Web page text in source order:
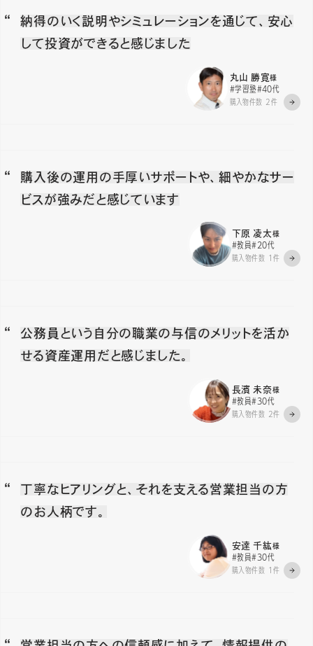
納得のいく説明やシミュレーションを通じて、安心
して投資ができると感じました
丸山 勝寛様
#学習塾#40代
購入物件数 2件
購入後の運用の手厚いサポートや、細やかなサー
ビスが強みだと感じています
下原 凌太様
#教員#20代
購入物件数 1件
公務員という自分の職業の与信のメリットを活か
せる資産運用だと感じました。
長濱 未奈様
#教員#30代
購入物件数 2件
丁寧なヒアリングと、それを支える営業担当の方
のお人柄です。
安達 千紘様
#教員#30代
購入物件数 1件